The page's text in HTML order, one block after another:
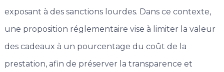
exposant à des sanctions lourdes. Dans ce contexte,
une proposition réglementaire vise à limiter la valeur
des cadeaux à un pourcentage du coût de la
prestation, afin de préserver la transparence et